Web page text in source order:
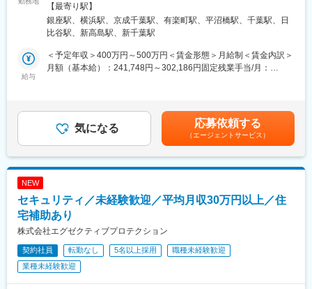
変更の範囲：会社の定める業務
量とスピード感を持って挑戦可能◎
■募集背景：
少子高齢化が進む現代において、身寄りのないご高齢の方の「家
族代わり」となるサポートは、今後ますます社会から必要とされ
る分野です。将来的なNPO法人化を見据え、このサービスをより
の構築や認知拡大のための広報活動に取り組んでいます。一緒に
アイデアを出し合い、組織のベースを作ってくれるコアメンバー
を募集します。
ート業務に留まらず、サービスの利用拡大に向けた施策立案や仕
組みづくりにも関与頂きます。法律専門家と連携しながら、高齢
者の生活不安を解決する価値提供を担います。
■業務詳細：
終活・身元保証・死後事務の実務サポートに加え、将来的なNPO
法人化を見据えた認知拡大や提携強化などの「事業を広げる業
動喫煙対策：屋内全面禁煙＜勤務地詳細2＞横浜事務所住所：神奈
川県横浜市西区北幸1-5-10 JPR横浜ビル7階勤務地最寄駅：JR
線／横浜駅受動喫煙対策：敷地内喫煙可能場所あり＜勤務地詳細3
ワー14階勤務地最寄駅：JR線／千葉駅受動喫煙対策：屋内喫煙可
能場所あり変更の範囲：会社の定める事業所
【最寄り駅】
銀座駅、横浜駅、京成千葉駅、有楽町駅、平沼橋駅、千葉駅、日
比谷駅、新高島駅、新千葉駅
給与
＜予定年収＞400万円～500万円＜賃金形態＞月給制＜賃金内訳＞
月額（基本給）：241,748円～302,186円固定残業手当/月：
収考慮賃金はあくまでも目安の金額であり、選考を通じて上下す
る可能性があります。月給(月額)は固定手当を含めた表記です。
気になる 応募依頼する
（エージェントサービス）
NEW
セキュリティ／未経験歓迎／平均月収30万円以上／住
宅補助あり
株式会社エグゼクティブプロテクション
契約社員 転勤なし 5名以上採用
職種未経験歓迎
業種未経験歓迎